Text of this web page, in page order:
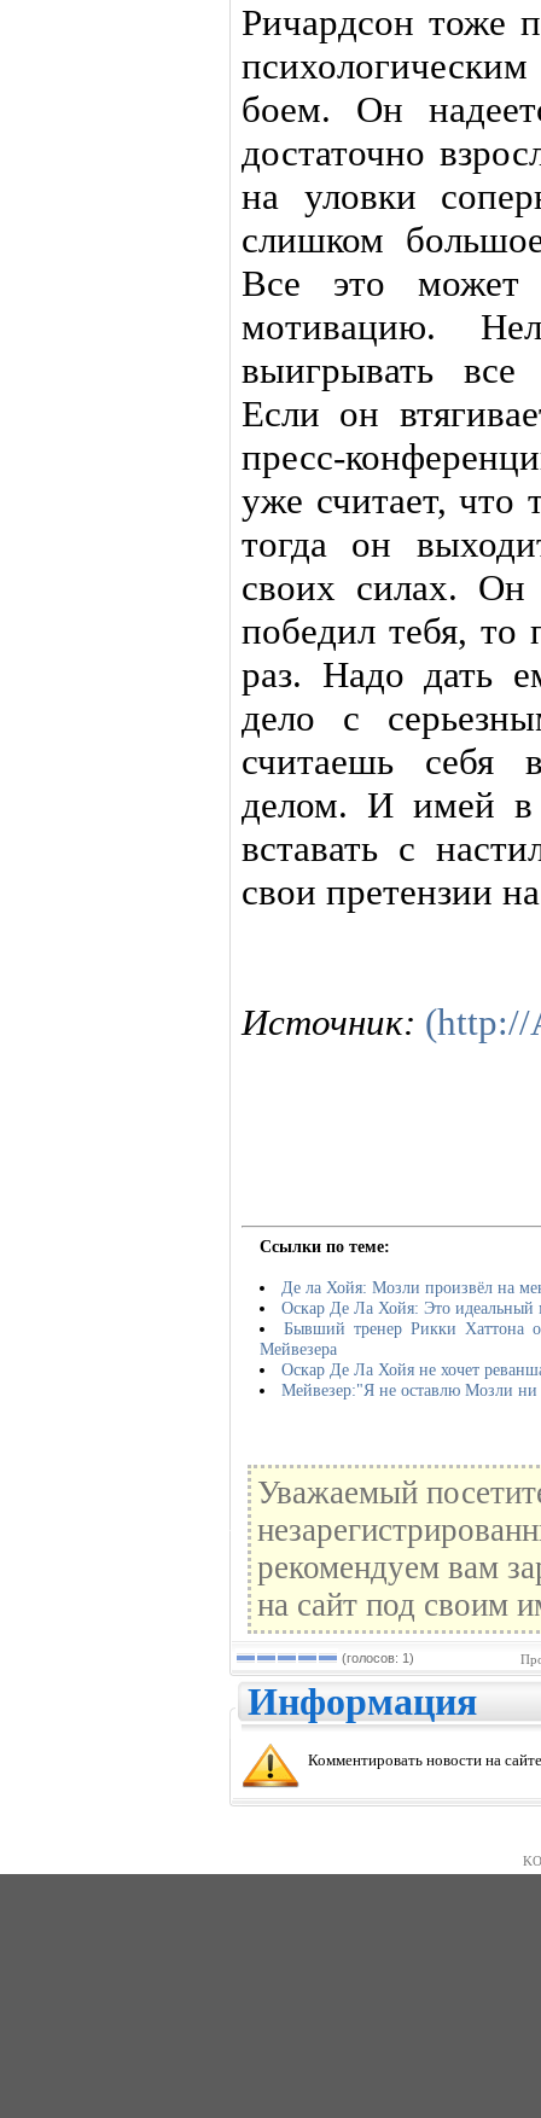
Ричардсон тоже
боем. Он
достаточно
на уловки
слишком
Все это может
мотивацию.
выигрывать все
Если он
пресс-
уже считает,
тогда он
своих силах.
победил тебя, то
раз. Надо дать
дело с
считаешь
делом. И имей в
вставать с
свои претензии
Источник:
Ссылки по теме:
Де ла Хойя: Мозли произвёл на
Оскар Де Ла Хойя: Это идеальный
Бывший тренер Рикки
Мейвезера
Оскар Де Ла Хойя не хочет
Мейвезер:"Я не оставлю Мозли ни
Уважаемый
рекомендуем вам
на сайт под своим
(голосов: 1)
Информация
Комментировать новости на